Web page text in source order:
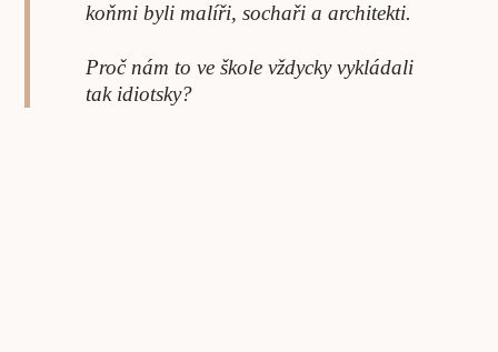
koňmi byli malíři, sochaři a architekti.
Proč nám to ve škole vždycky vykládali
tak idiotsky?